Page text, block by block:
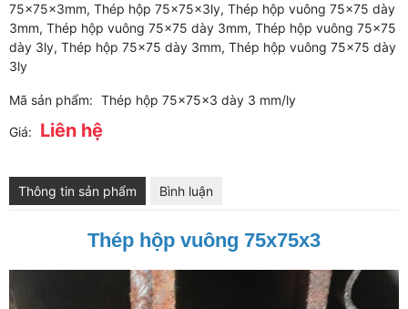
75x75x3mm, Thép hộp 75x75x3ly, Thép hộp vuông 75x75 dày
3mm, Thép hộp vuông 75x75 dày 3mm, Thép hộp vuông 75x75
dày 3ly, Thép hộp 75x75 dày 3mm, Thép hộp vuông 75x75 dày
3ly
Mã sản phẩm: Thép hộp 75x75x3 dày 3 mm/ly
Giá: Liên hệ
Thông tin sản phẩm Bình luận
Thép hộp vuông 75x75x3